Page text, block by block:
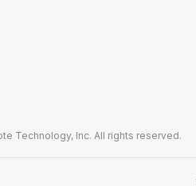
Technology, Inc. All rights reserved.